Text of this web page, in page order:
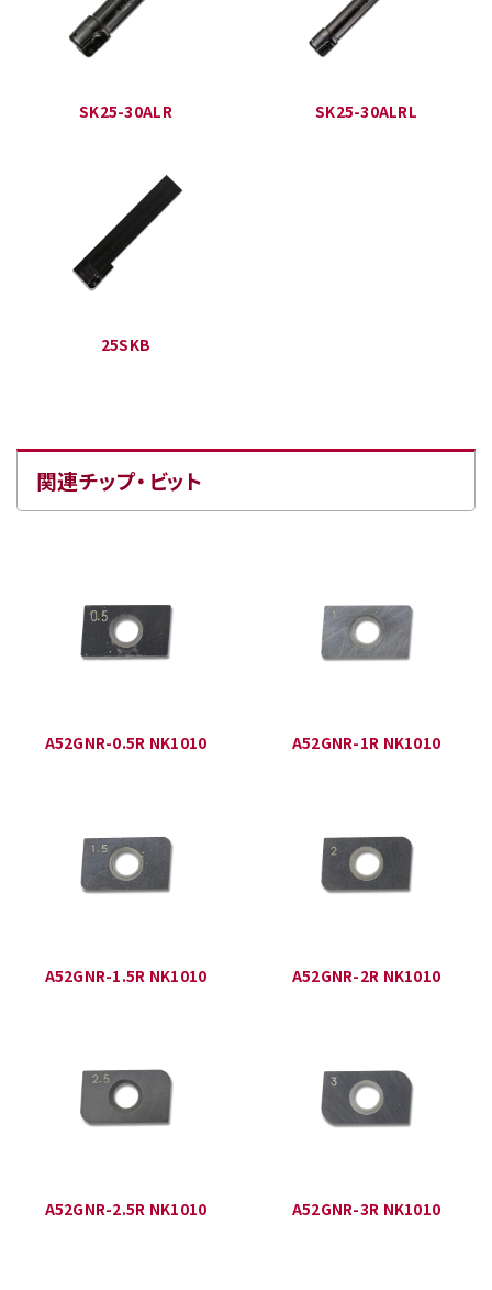
SK25-30ALR SK25-30ALRL
25SKB
関連チップ・ビット
A52GNR-0.5R NK1010 A52GNR-1R NK1010
A52GNR-1.5R NK1010 A52GNR-2R NK1010
A52GNR-2.5R NK1010 A52GNR-3R NK1010